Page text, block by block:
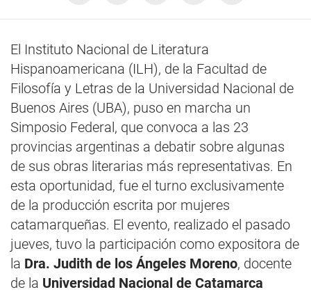
El Instituto Nacional de Literatura
Hispanoamericana (ILH), de la Facultad de
Filosofía y Letras de la Universidad Nacional de
Buenos Aires (UBA), puso en marcha un
Simposio Federal, que convoca a las 23
provincias argentinas a debatir sobre algunas
de sus obras literarias más representativas. En
esta oportunidad, fue el turno exclusivamente
de la producción escrita por mujeres
catamarqueñas. El evento, realizado el pasado
jueves, tuvo la participación como expositora de
la Dra. Judith de los Ángeles Moreno, docente
de la Universidad Nacional de Catamarca